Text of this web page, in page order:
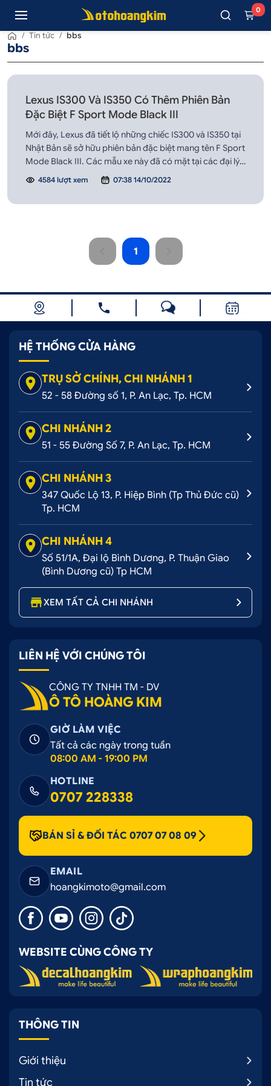
0
/ Tin tức / bbs
bbs
Lexus IS300 Và IS350 Có Thêm Phiên Bản
Đặc Biệt F Sport Mode Black III
Mới đây, Lexus đã tiết lộ những chiếc IS300 và IS350 tại
Nhật Bản sẽ sở hữu phiên bản đặc biệt mang tên F Sport
Mode Black III. Các mẫu xe này đã có mặt tại các đại lý
Lexus từ ngày 25/8.
4584 lượt xem 07:38 14/10/2022
1
HỆ THỐNG CỬA HÀNG
TRỤ SỞ CHÍNH, CHI NHÁNH 1
52 - 58 Đường số 1, P. An Lạc, Tp. HCM
CHI NHÁNH 2
51 - 55 Đường Số 7, P. An Lạc, Tp. HCM
CHI NHÁNH 3
347 Quốc Lộ 13, P. Hiệp Bình (Tp Thủ Đức cũ)
Tp. HCM
CHI NHÁNH 4
Số 51/1A, Đại lộ Bình Dương, P. Thuận Giao
(Bình Dương cũ) Tp HCM
XEM TẤT CẢ CHI NHÁNH
LIÊN HỆ VỚI CHÚNG TÔI
CÔNG TY TNHH TM - DV
Ô TÔ HOÀNG KIM
GIỜ LÀM VIỆC
Tất cả các ngày trong tuần
08:00 AM - 19:00 PM
HOTLINE
0707 228338
BÁN SỈ & ĐỐI TÁC 0707 07 08 09
EMAIL
hoangkimoto@gmail.com
WEBSITE CÙNG CÔNG TY
THÔNG TIN
Giới thiệu
Tin tức